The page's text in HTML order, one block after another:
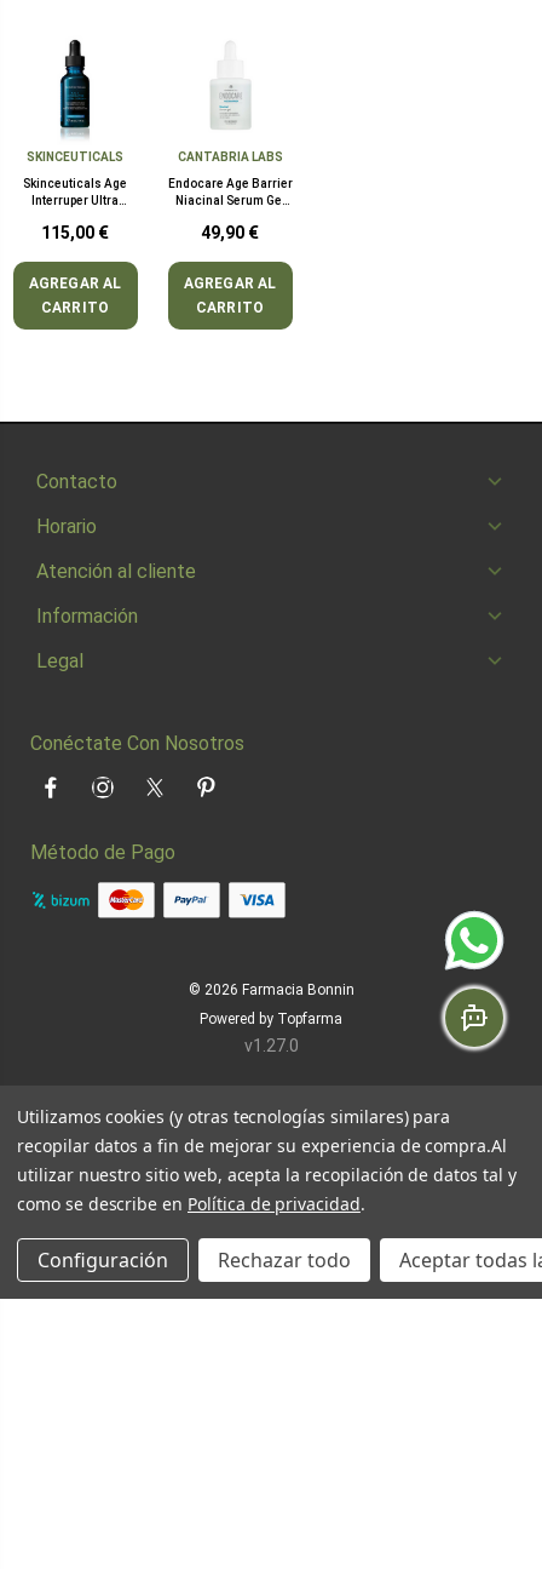
SKINCEUTICALS
Skinceuticals Age
Interruper Ultra
115,00 €
AGREGAR AL
CARRITO
CANTABRIA LABS
Endocare Age Barrier
Niacinal Serum Gel
49,90 €
AGREGAR AL
CARRITO
Contacto
Horario
Atención al cliente
Información
Legal
Conéctate Con Nosotros
FacebookInstagramTwitter Pinterest
Método de Pago
© 2026 Farmacia Bonnin
Powered by Topfarma
v1.27.0
Utilizamos cookies (y otras tecnologías similares) para
recopilar datos a fin de mejorar su experiencia de compra.Al
utilizar nuestro sitio web, acepta la recopilación de datos tal y
como se describe en Política de privacidad.
Configuración Rechazar todo Aceptar todas